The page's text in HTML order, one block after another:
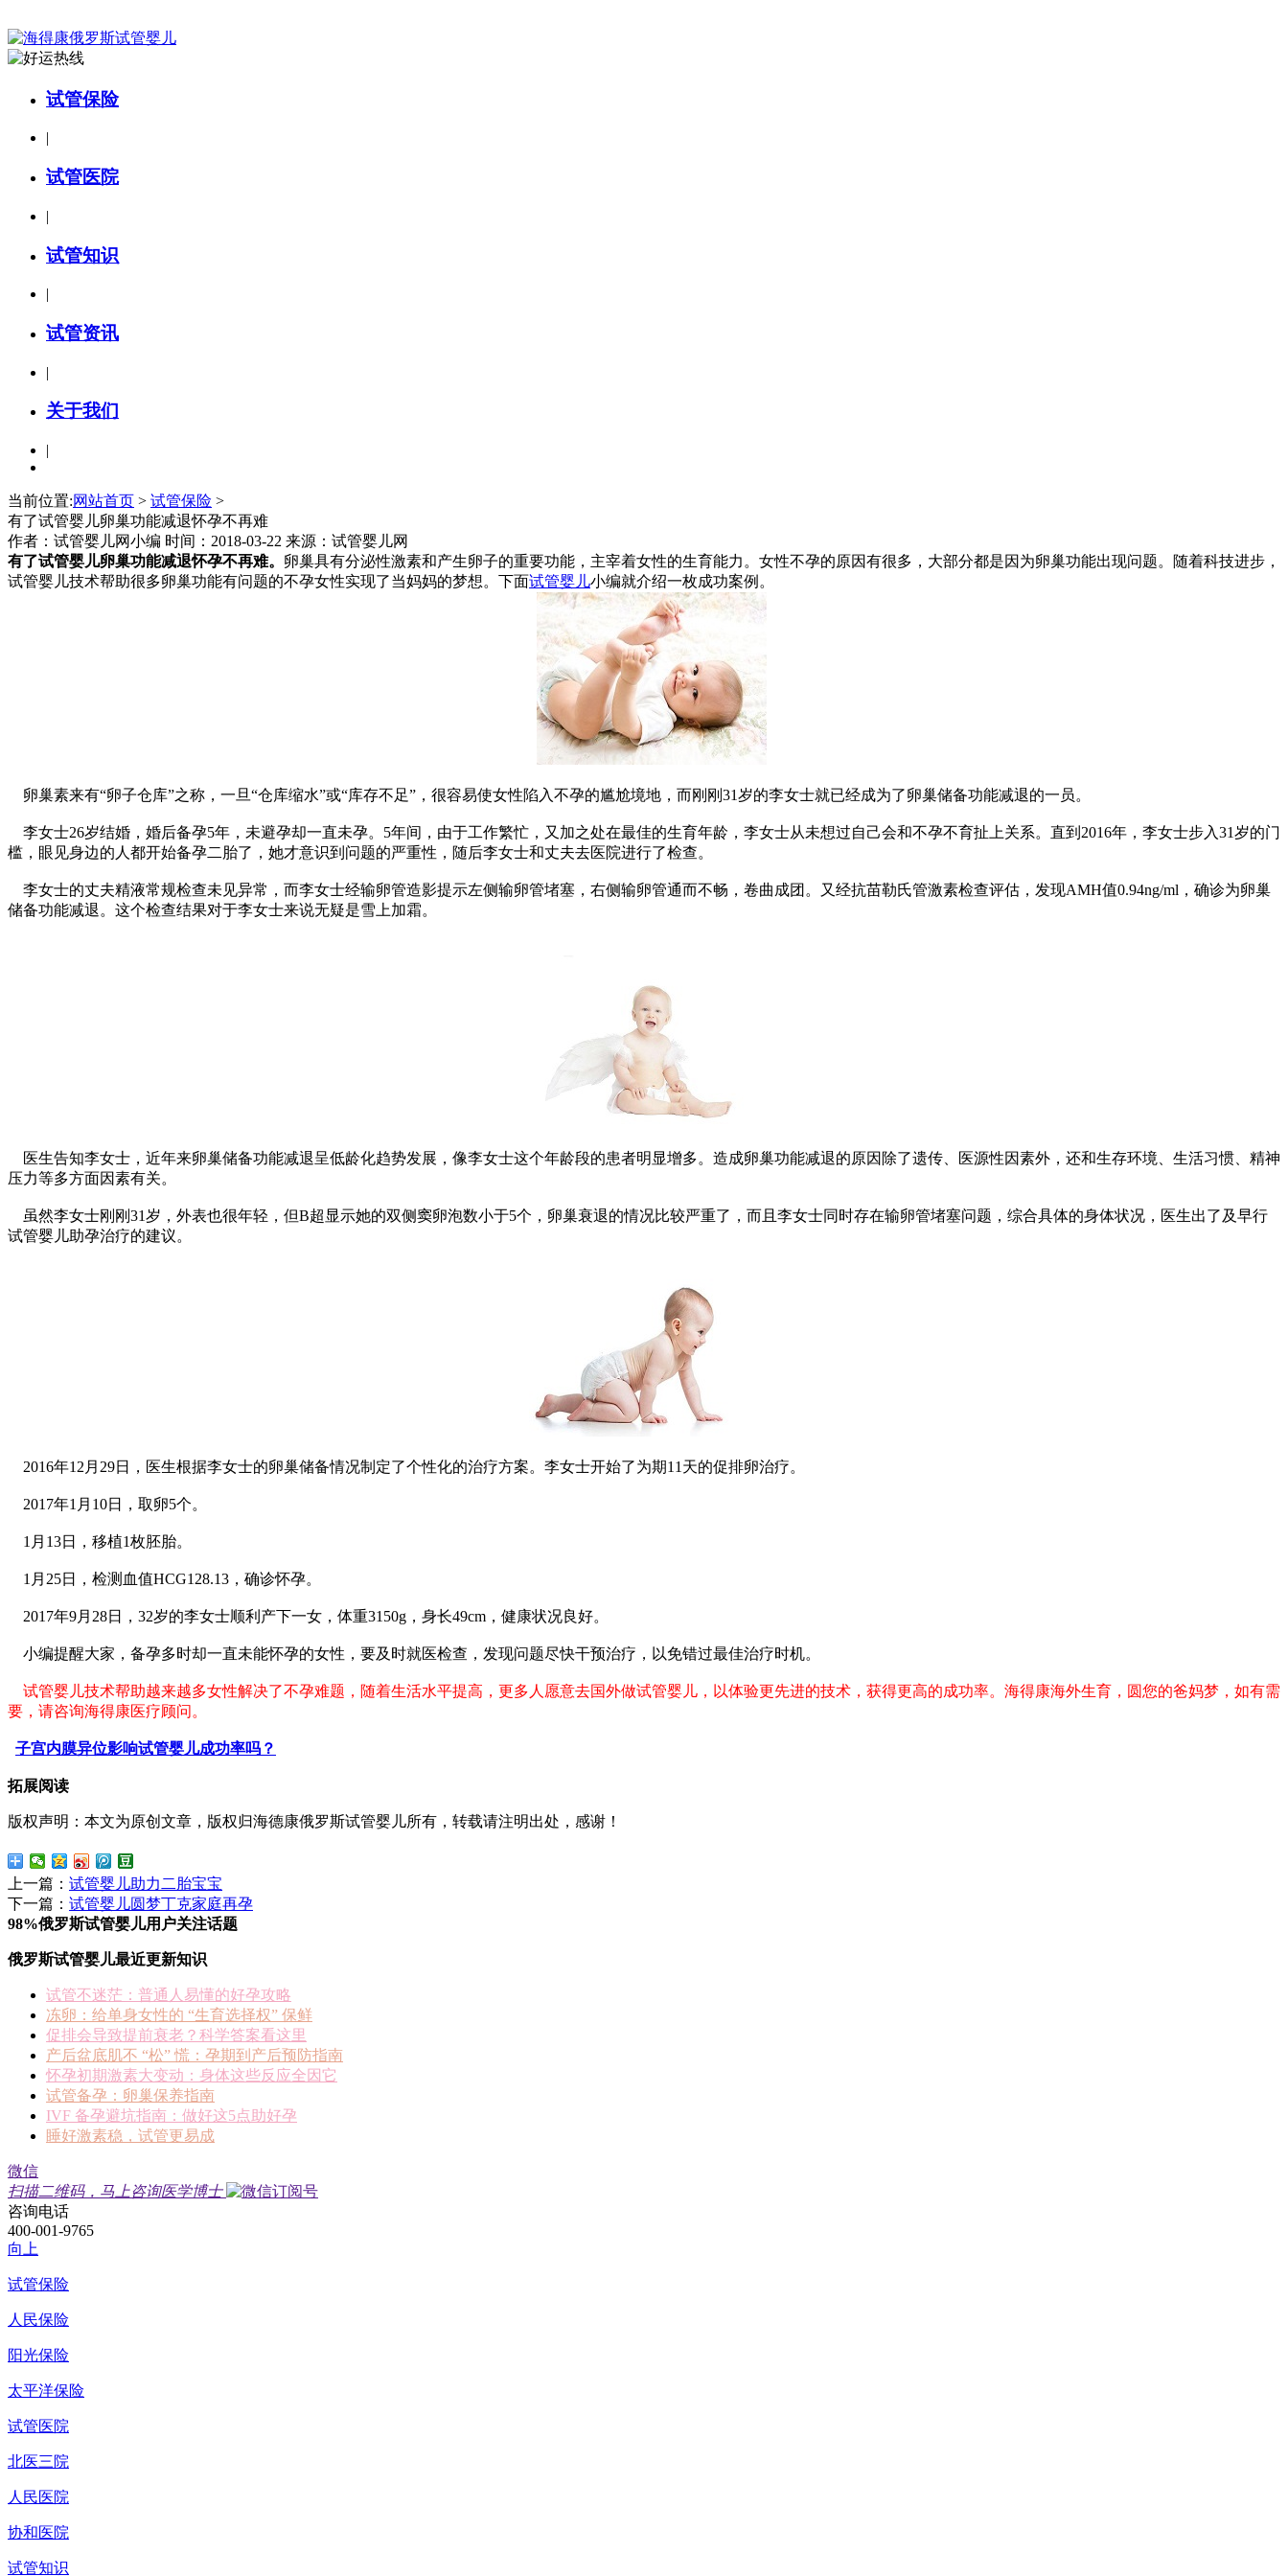
试管保险
|
试管医院
|
试管知识
|
试管资讯
|
关于我们
|
当前位置:网站首页 > 试管保险 >
有了试管婴儿卵巢功能减退怀孕不再难
作者：试管婴儿网小编 时间：2018-03-22 来源：试管婴儿网
有了试管婴儿卵巢功能减退怀孕不再难。 卵巢具有分泌性激素和产生卵子的重要功能，主宰着女性的生育能力。女性不孕的原因有很多，大部分都是因为卵巢功能出现问题。随着科技进步，
试管婴儿技术帮助很多卵巢功能有问题的不孕女性实现了当妈妈的梦想。下面试管婴儿小编就介绍一枚成功案例。
卵巢素来有“卵子仓库”之称，一旦“仓库缩水”或“库存不足”，很容易使女性陷入不孕的尴尬境地，而刚刚31岁的李女士就已经成为了卵巢储备功能减退的一员。
李女士26岁结婚，婚后备孕5年，未避孕却一直未孕。5年间，由于工作繁忙，又加之处在最佳的生育年龄，李女士从未想过自己会和不孕不育扯上关系。直到2016年，李女士步入31岁的门
槛，眼见身边的人都开始备孕二胎了，她才意识到问题的严重性，随后李女士和丈夫去医院进行了检查。
李女士的丈夫精液常规检查未见异常，而李女士经输卵管造影提示左侧输卵管堵塞，右侧输卵管通而不畅，卷曲成团。又经抗苗勒氏管激素检查评估，发现AMH值0.94ng/ml，确诊为卵巢
储备功能减退。这个检查结果对于李女士来说无疑是雪上加霜。
医生告知李女士，近年来卵巢储备功能减退呈低龄化趋势发展，像李女士这个年龄段的患者明显增多。造成卵巢功能减退的原因除了遗传、医源性因素外，还和生存环境、生活习惯、精神
压力等多方面因素有关。
虽然李女士刚刚31岁，外表也很年轻，但B超显示她的双侧窦卵泡数小于5个，卵巢衰退的情况比较严重了，而且李女士同时存在输卵管堵塞问题，综合具体的身体状况，医生出了及早行
试管婴儿助孕治疗的建议。
2016年12月29日，医生根据李女士的卵巢储备情况制定了个性化的治疗方案。李女士开始了为期11天的促排卵治疗。
2017年1月10日，取卵5个。
1月13日，移植1枚胚胎。
1月25日，检测血值HCG128.13，确诊怀孕。
2017年9月28日，32岁的李女士顺利产下一女，体重3150g，身长49cm，健康状况良好。
小编提醒大家，备孕多时却一直未能怀孕的女性，要及时就医检查，发现问题尽快干预治疗，以免错过最佳治疗时机。
试管婴儿技术帮助越来越多女性解决了不孕难题，随着生活水平提高，更多人愿意去国外做试管婴儿，以体验更先进的技术，获得更高的成功率。海得康海外生育，圆您的爸妈梦，如有需
要，请咨询海得康医疗顾问。
子宫内膜异位影响试管婴儿成功率吗？
拓展阅读
版权声明：本文为原创文章，版权归海德康俄罗斯试管婴儿所有，转载请注明出处，感谢！
上一篇： 试管婴儿助力二胎宝宝
下一篇： 试管婴儿圆梦丁克家庭再孕
98%俄罗斯试管婴儿用户关注话题
俄罗斯试管婴儿最近更新知识
试管不迷茫：普通人易懂的好孕攻略
冻卵：给单身女性的 “生育选择权” 保鲜
促排会导致提前衰老？科学答案看这里
产后盆底肌不 “松” 慌：孕期到产后预防指南
怀孕初期激素大变动：身体这些反应全因它
试管备孕：卵巢保养指南
IVF 备孕避坑指南：做好这5点助好孕
睡好激素稳，试管更易成
微信
扫描二维码，马上咨询医学博士
咨询电话
400-001-9765
向上
试管保险
人民保险
阳光保险
太平洋保险
试管医院
北医三院
人民医院
协和医院
试管知识